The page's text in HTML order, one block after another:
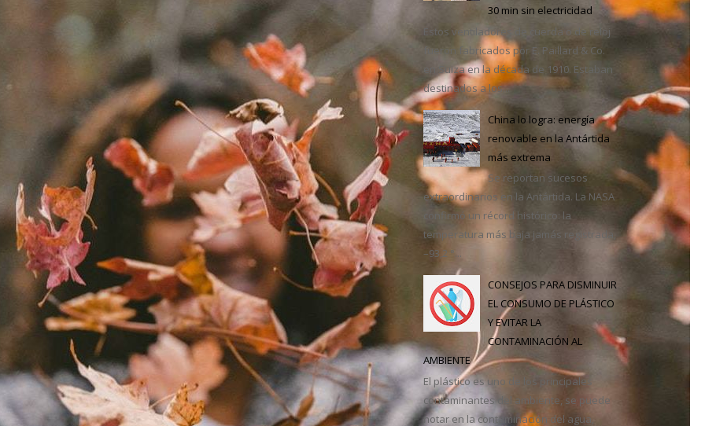
que tan sana es el agua en tu casa
30 min sin electricidad
Estos ventiladores de cuerda o de reloj
fueron fabricados por E. Paillard & Co.
en Suiza en la década de 1910. Estaban
destinados a los...
China lo logra: energía
renovable en la Antártida
más extrema
Se reportan sucesos
extraordinarios en la Antártida. La NASA
confirmó un récord histórico: la
temperatura más baja jamás registrada,
–93,2 °...
CONSEJOS PARA DISMINUIR
EL CONSUMO DE PLÁSTICO
Y EVITAR LA
CONTAMINACIÓN AL
AMBIENTE
El plástico es uno de los principales
contaminantes del ambiente, se puede
notar en la contaminación del agua,